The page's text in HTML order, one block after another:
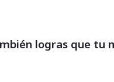
logras que